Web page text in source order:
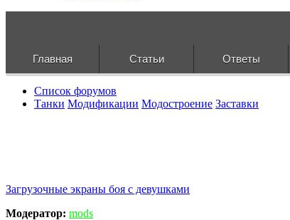
Главная Статьи Ответы
Список форумов
Танки Модификации Модостроение Заставки
Загрузочные экраны боя с девушками
Модератор: mods